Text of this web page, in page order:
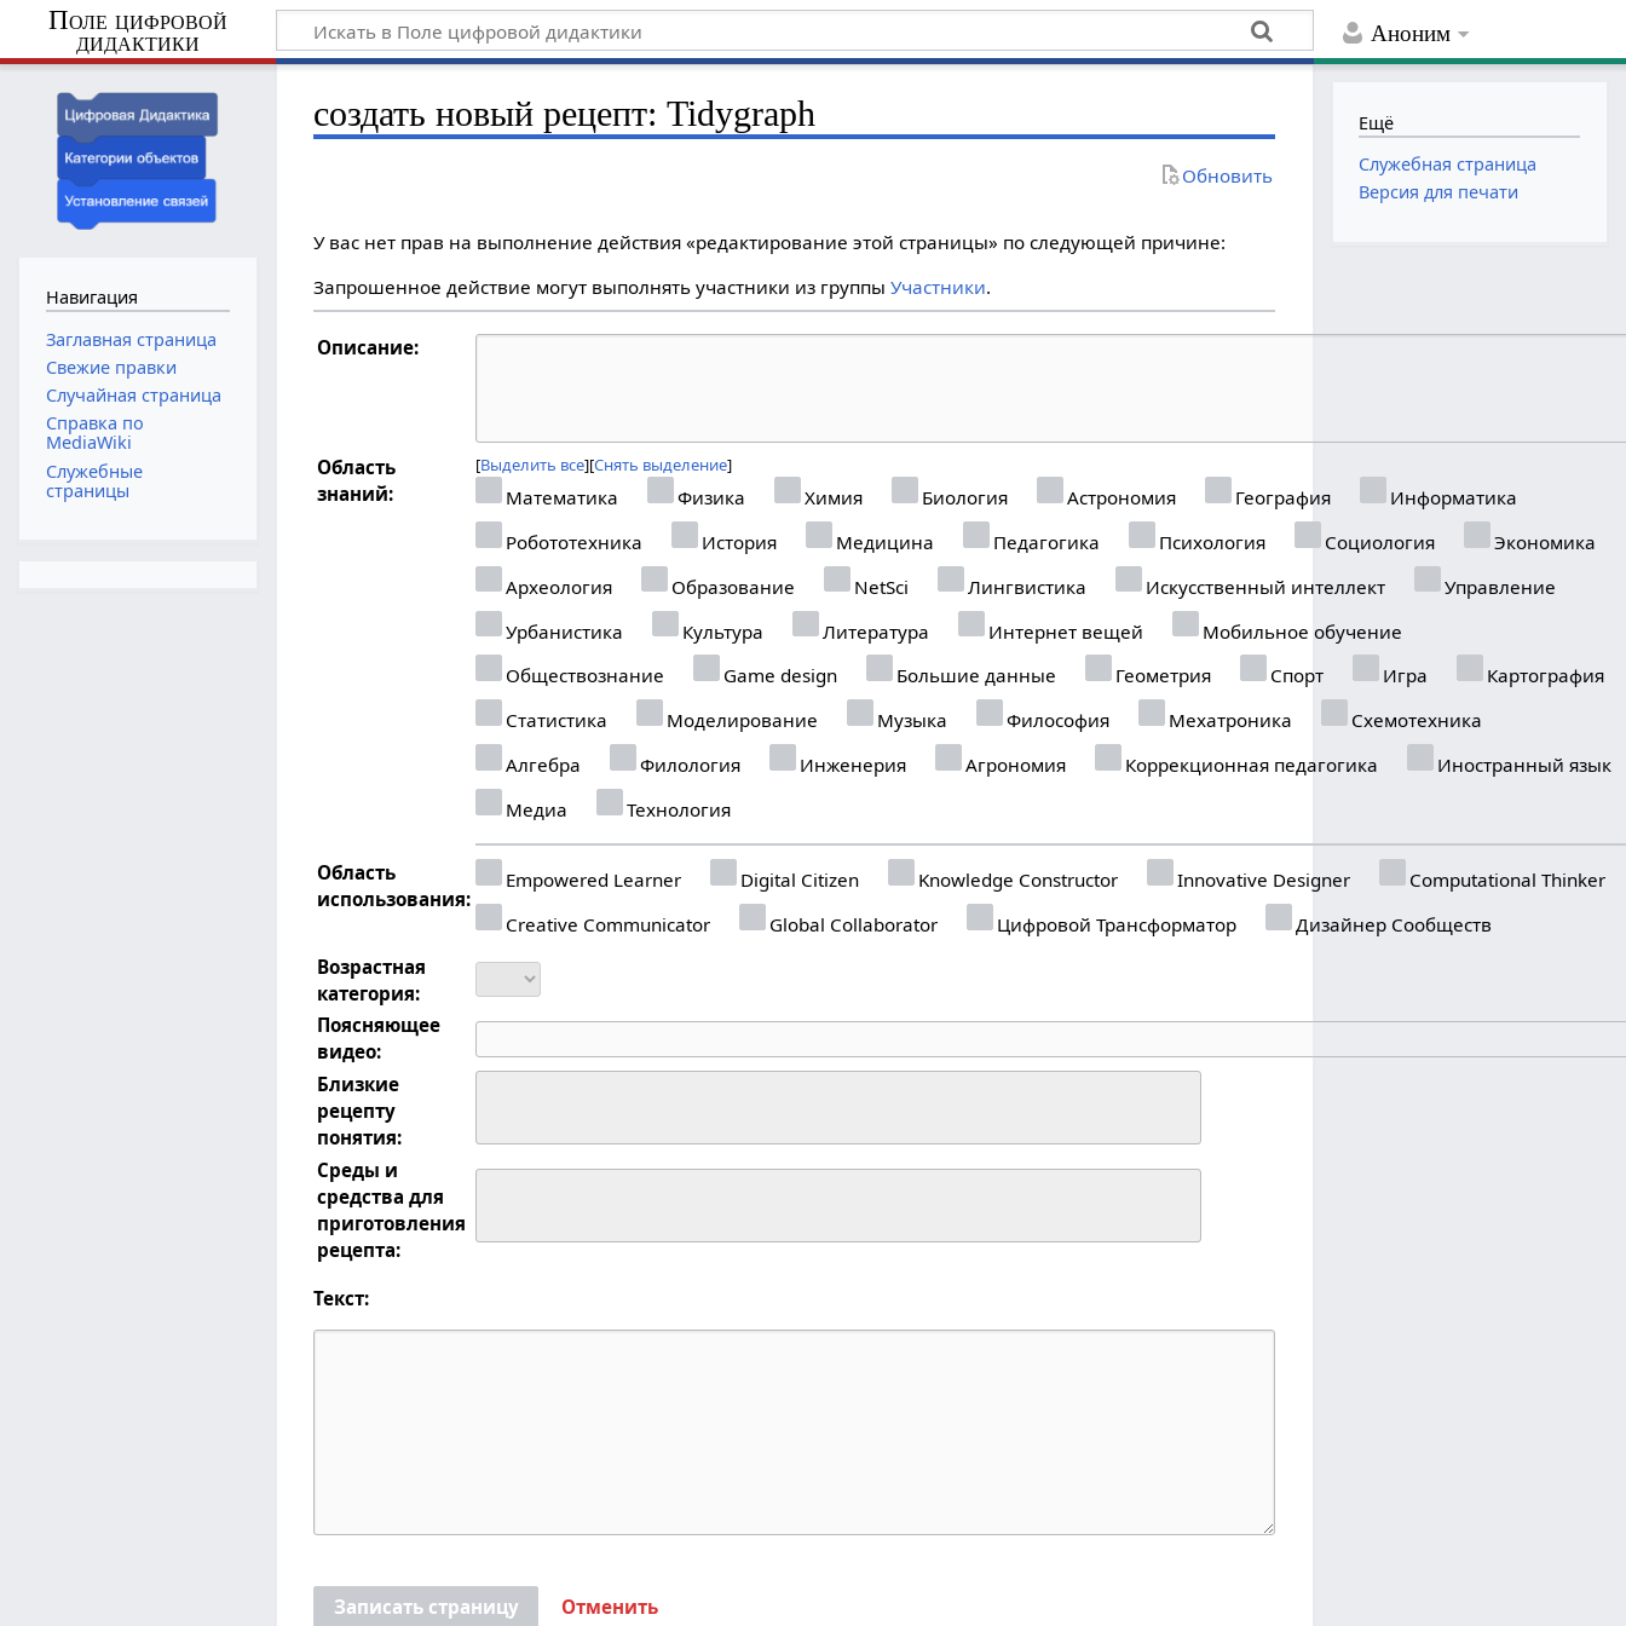
Аноним
Поле цифровой
дидактики
создать новый рецепт: Tidygraph
Обновить
У вас нет прав на выполнение действия «редактирование этой страницы» по следующей причине:
Запрошенное действие могут выполнять участники из группыУчастники.
Описание:
Область
знаний:
Выделить все Снять выделение
Математика Физика Химия Биология Астрономия География
Информатика
Робототехника
История Медицина Педагогика Психология Социология
Экономика
Археология
Образование NetSci Лингвистика Искусственный интеллект
Управление
Урбанистика
Культура Литература Интернет вещей
Мобильное обучение
Обществознание
Game design Большие данные Геометрия Спорт Игра
Картография
Статистика
Моделирование Музыка Философия Мехатроника
Схемотехника
Алгебра
Филология Инженерия Агрономия Коррекционная педагогика
Иностранный язык
Медиа
Технология
Область
использования:
Empowered Learner Digital Citizen Knowledge Constructor Innovative Designer
Computational Thinker
Creative Communicator
Global Collaborator Цифровой Трансформатор
Дизайнер Сообществ
Возрастная
категория:
Поясняющее
видео:
Близкие
рецепту
понятия:
Среды и
средства для
приготовления
рецепта:
Текст:
Записать страницу Отменить
Навигация
Заглавная страница
Свежие правки
Случайная страница
Справка по
MediaWiki
Служебные
страницы
Ещё
Служебная страница
Версия для печати